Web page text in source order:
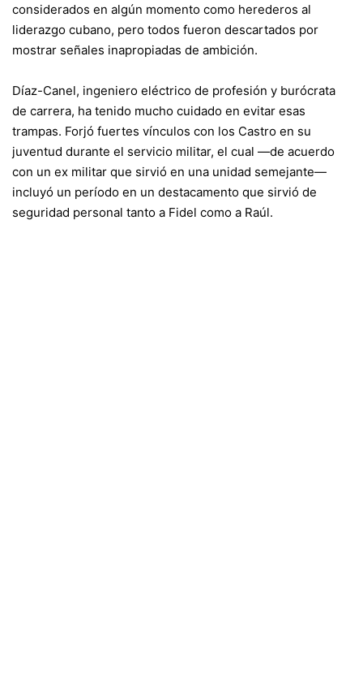
considerados en algún momento como herederos al
liderazgo cubano, pero todos fueron descartados por
mostrar señales inapropiadas de ambición.
Díaz-Canel, ingeniero eléctrico de profesión y burócrata
de carrera, ha tenido mucho cuidado en evitar esas
trampas. Forjó fuertes vínculos con los Castro en su
juventud durante el servicio militar, el cual —de acuerdo
con un ex militar que sirvió en una unidad semejante—
incluyó un período en un destacamento que sirvió de
seguridad personal tanto a Fidel como a Raúl.